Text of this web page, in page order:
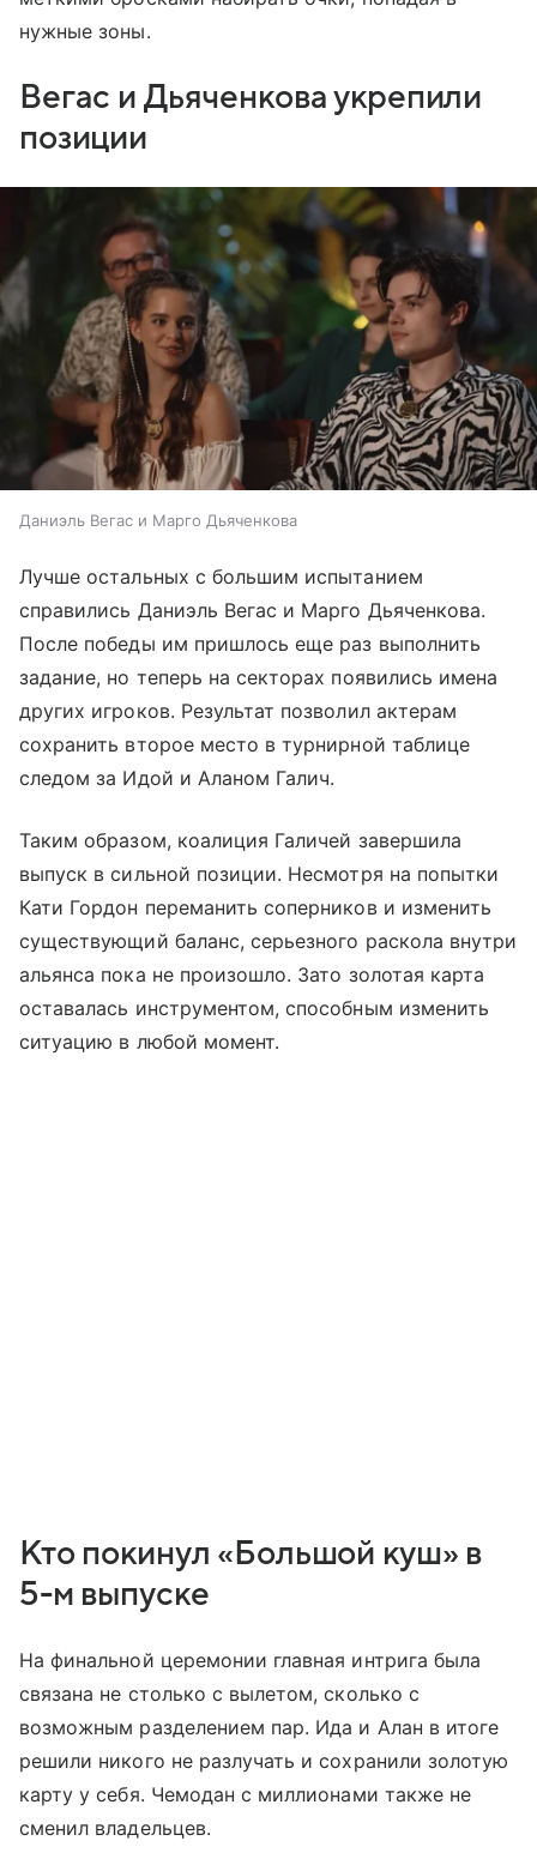
нужные зоны.
Вегас и Дьяченкова укрепили
позиции
Даниэль Вегас и Марго Дьяченкова
Лучше остальных с большим испытанием
справились Даниэль Вегас и Марго Дьяченкова.
После победы им пришлось еще раз выполнить
задание, но теперь на секторах появились имена
других игроков. Результат позволил актерам
сохранить второе место в турнирной таблице
следом за Идой и Аланом Галич.
Таким образом, коалиция Галичей завершила
выпуск в сильной позиции. Несмотря на попытки
Кати Гордон переманить соперников и изменить
существующий баланс, серьезного раскола внутри
альянса пока не произошло. Зато золотая карта
оставалась инструментом, способным изменить
ситуацию в любой момент.
Кто покинул «Большой куш» в
5-м выпуске
На финальной церемонии главная интрига была
связана не столько с вылетом, сколько с
возможным разделением пар. Ида и Алан в итоге
решили никого не разлучать и сохранили золотую
карту у себя. Чемодан с миллионами также не
сменил владельцев.